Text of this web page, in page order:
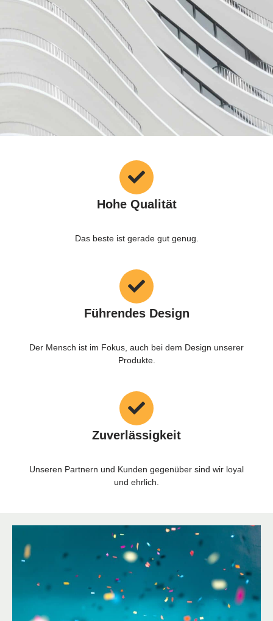
Hohe Qualität
Das beste ist gerade gut genug.
Führendes Design
Der Mensch ist im Fokus, auch bei dem Design unserer
Produkte.
Zuverlässigkeit
Unseren Partnern und Kunden gegenüber sind wir loyal
und ehrlich.